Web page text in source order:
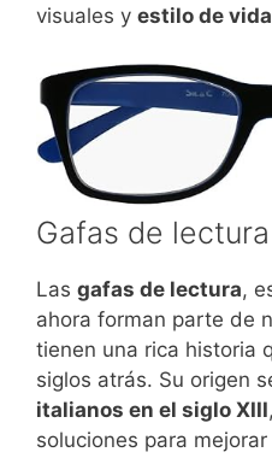
visuales y estilo de vida
Gafas de
Las gafas de lectura,
ahora forman parte de
tienen una rica historia
siglos atrás. Su origen
italianos en el siglo XIII
soluciones para